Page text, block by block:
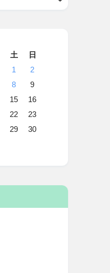
土
日
1
2
8
9
15
16
22
23
29
30